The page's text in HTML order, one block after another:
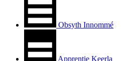
Obsyth Innommé
Apprentie Keerla